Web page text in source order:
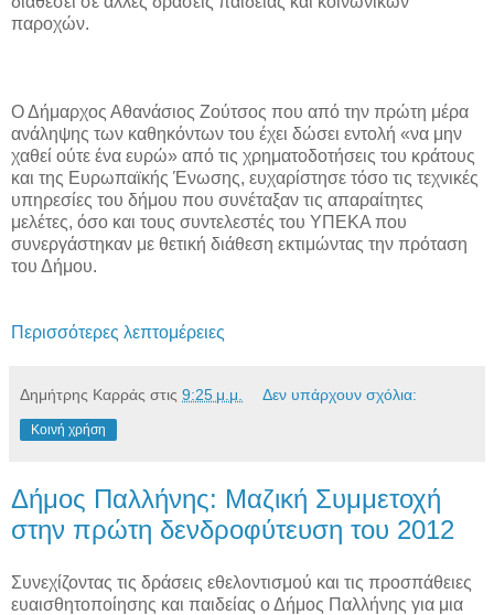
παροχών.
Ο Δήμαρχος Αθανάσιος Ζούτσος που από την πρώτη μέρα
ανάληψης των καθηκόντων του έχει δώσει εντολή «να μην
χαθεί ούτε ένα ευρώ» από τις χρηματοδοτήσεις του κράτους
και της Ευρωπαϊκής Ένωσης, ευχαρίστησε τόσο τις τεχνικές
υπηρεσίες του δήμου που συνέταξαν τις απαραίτητες
μελέτες, όσο και τους συντελεστές του ΥΠΕΚΑ που
συνεργάστηκαν με θετική διάθεση εκτιμώντας την πρόταση
του Δήμου.
Περισσότερες λεπτομέρειες
Δημήτρης Καρράς στις 9:25 μ.μ. Δεν υπάρχουν σχόλια:
Κοινή χρήση
Δήμος Παλλήνης: Μαζική Συμμετοχή
στην πρώτη δενδροφύτευση του 2012
Συνεχίζοντας τις δράσεις εθελοντισμού και τις προσπάθειες
ευαισθητοποίησης και παιδείας ο Δήμος Παλλήνης για μια